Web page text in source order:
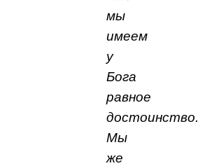
мы
имеем
у
Бога
равное
достоинство.
Мы
же